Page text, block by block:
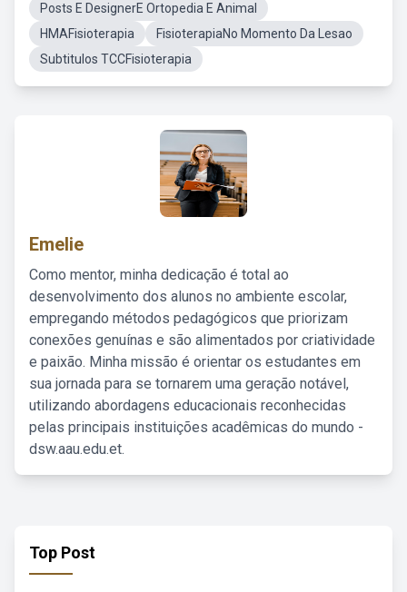
Posts E DesignerE Ortopedia E Animal
HMAFisioterapia
FisioterapiaNo Momento Da Lesao
Subtitulos TCCFisioterapia
Emelie
Como mentor, minha dedicação é total ao
desenvolvimento dos alunos no ambiente escolar,
empregando métodos pedagógicos que priorizam
conexões genuínas e são alimentados por criatividade
e paixão. Minha missão é orientar os estudantes em
sua jornada para se tornarem uma geração notável,
utilizando abordagens educacionais reconhecidas
pelas principais instituições acadêmicas do mundo -
dsw.aau.edu.et.
Top Post